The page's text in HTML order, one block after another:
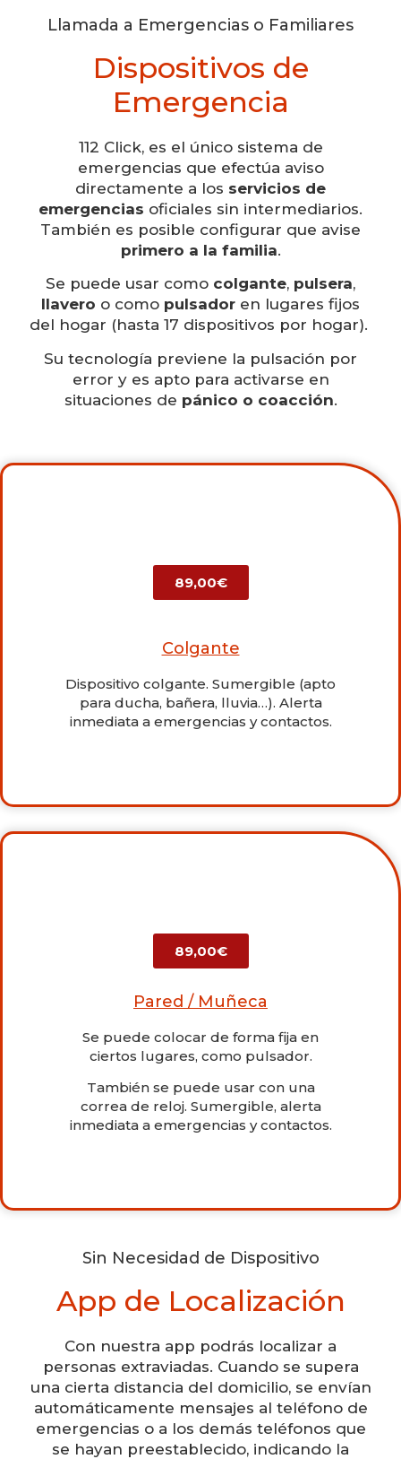
Llamada a Emergencias o Familiares
Dispositivos de
Emergencia
112 Click, es el único sistema de
emergencias que efectúa aviso
directamente a los servicios de
emergencias oficiales sin intermediarios.
También es posible configurar que avise
primero a la familia.
Se puede usar como colgante, pulsera,
llavero o como pulsador en lugares fijos
del hogar (hasta 17 dispositivos por hogar).
Su tecnología previene la pulsación por
error y es apto para activarse en
situaciones de pánico o coacción.
89,00€
Colgante
Dispositivo colgante. Sumergible (apto
para ducha, bañera, lluvia…). Alerta
inmediata a emergencias y contactos.
89,00€
Pared / Muñeca
Se puede colocar de forma fija en
ciertos lugares, como pulsador.
También se puede usar con una
correa de reloj. Sumergible, alerta
inmediata a emergencias y contactos.
Sin Necesidad de Dispositivo
App de Localización
Con nuestra app podrás localizar a
personas extraviadas. Cuando se supera
una cierta distancia del domicilio, se envían
automáticamente mensajes al teléfono de
emergencias o a los demás teléfonos que
se hayan preestablecido, indicando la